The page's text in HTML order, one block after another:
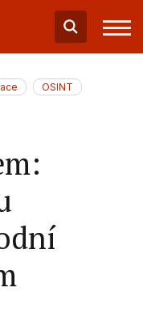
OSINT